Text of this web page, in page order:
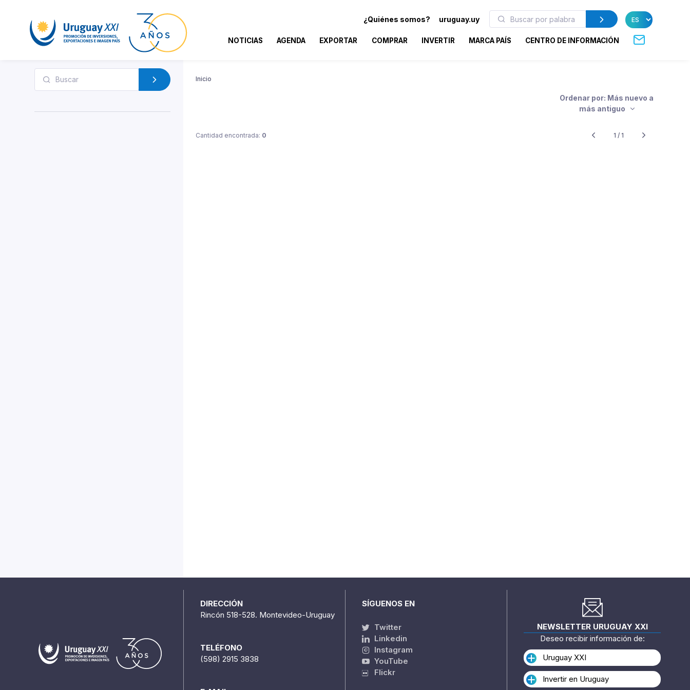
¿Quiénes somos? uruguay.uy
NOTICIAS AGENDA EXPORTAR COMPRAR INVERTIR MARCA PAÍS CENTRO DE INFORMACIÓN
Inicio
Ordenar por: Más nuevo a
más antiguo
Cantidad encontrada: 0 1 / 1
DIRECCIÓN
Rincón 518-528. Montevideo-Uruguay
TELÉFONO
(598) 2915 3838
SÍGUENOS EN
Twitter
Linkedin
Instagram
YouTube
Flickr
NEWSLETTER URUGUAY XXI
Deseo recibir información de:
Uruguay XXI
Invertir en Uruguay